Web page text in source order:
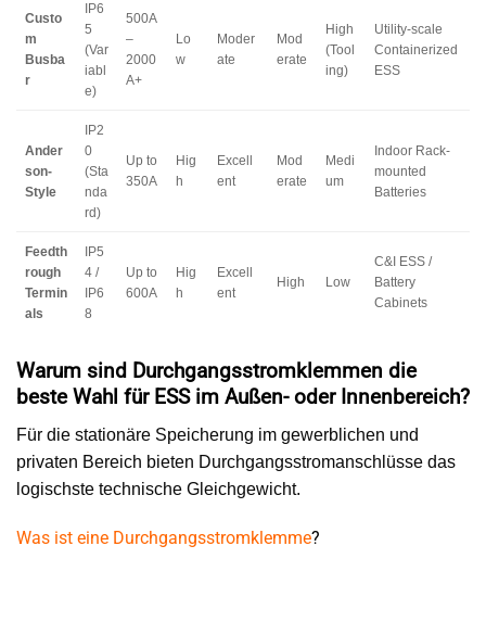
Custo
m
Busba
r
IP6
5
(Var
iabl
e)
500A
–
2000
A+
Lo
w
Moder
ate
Mod
erate
High
(Tool
ing)
Utility-scale
Containerized
ESS
Ander
son-
Style
IP2
0
(Sta
nda
rd)
Up to
350A
Hig
h
Excell
ent
Mod
erate
Medi
um
Indoor Rack-
mounted
Batteries
Feedth
rough
Termin
als
IP5
4 /
IP6
8
Up to
600A
Hig
h
Excell
ent
High Low
C&I ESS /
Battery
Cabinets
Warum sind Durchgangsstromklemmen die
beste Wahl für ESS im Außen- oder Innenbereich?
Für die stationäre Speicherung im gewerblichen und
privaten Bereich bieten Durchgangsstromanschlüsse das
logischste technische Gleichgewicht.
Was ist eine Durchgangsstromklemme?